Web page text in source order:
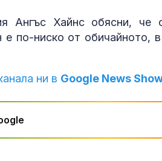
Ангъс Хайнс обясни, че
по-ниско от обичайното,
ни в Google News